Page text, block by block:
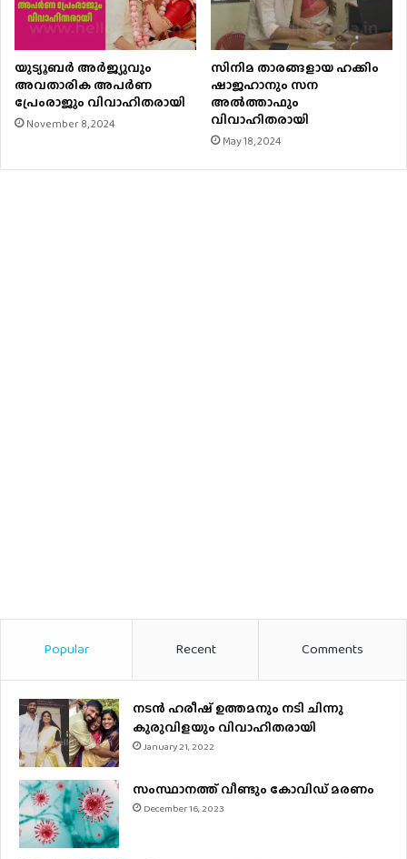
യുട്യൂബർ അര്‍ജ്യുവും
അവതാരിക അപർണ
പ്രേംരാജും വിവാഹിതരായി
November 8, 2024
സിനിമ താരങ്ങളായ ഹക്കിം
ഷാജഹാനും സന
അൽത്താഫും
വിവാഹിതരായി
May 18, 2024
Popular Recent Comments
നടന്‍ ഹരീഷ് ഉത്തമനും നടി ചിന്നു
കുരുവിളയും വിവാഹിതരായി
January 21, 2022
സംസ്ഥാനത്ത് വീണ്ടും കോവിഡ് മരണം
December 16, 2023